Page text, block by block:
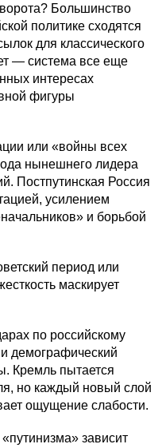
Большинство
политике сходятся
для классического
— система все еще
интересах
фигуры
или «войны всех
нынешнего лидера
Постпутинская Россия
усилением
и борьбой
период или
маскирует
по российскому
демографический
Кремль пытается
но каждый новый слой
ощущение слабости.
зависит